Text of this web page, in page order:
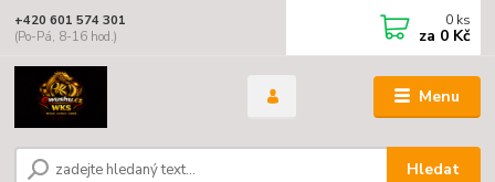
Menu
Hledat
+420 601 574 301
(Po-Pá, 8-16 hod.)
0 ks
za 0 Kč